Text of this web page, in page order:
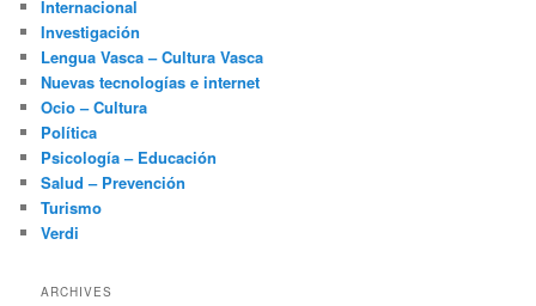
Internacional
Investigación
Lengua Vasca – Cultura Vasca
Nuevas tecnologías e internet
Ocio – Cultura
Política
Psicología – Educación
Salud – Prevención
Turismo
Verdi
ARCHIVES